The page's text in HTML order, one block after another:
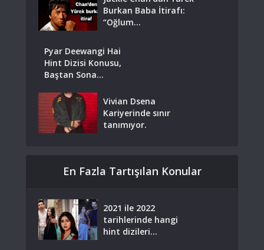
Burkan Baba İtirafı:
“Oğlum...
Pyar Deewangi Hai
Hint Dizisi Konusu,
Baştan Sona...
Vivian Dsena
Kariyerinde sınır
tanımıyor.
En Fazla Tartışılan Konular
2021 ile 2022
tarihlerinde hangi
hint dizileri...